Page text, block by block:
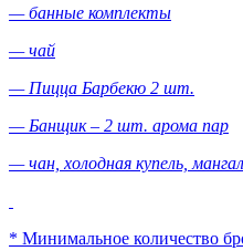
— банные комплекты
— чай
— Пицца Барбекю 2 шт.
— Банщик – 2 шт. арома пар
— чан, холодная купель, мангал
* Минимальное количество